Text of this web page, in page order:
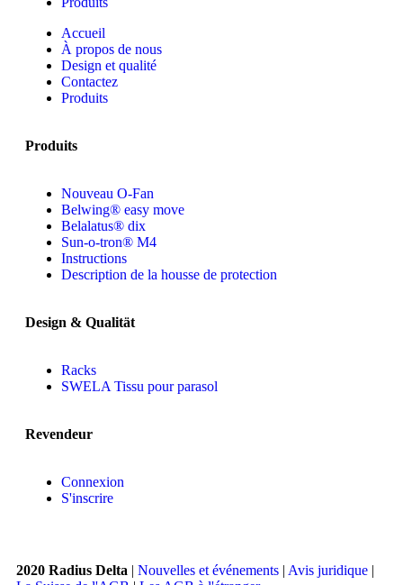
Accueil
À propos de nous
Design et qualité
Contactez
Produits
Produits
Nouveau O-Fan
Belwing® easy move
Belalatus® dix
Sun-o-tron® M4
Instructions
Description de la housse de protection
Design & Qualität
Racks
SWELA Tissu pour parasol
Revendeur
Connexion
S'inscrire
2020 Radius Delta | Nouvelles et événements | Avis juridique |